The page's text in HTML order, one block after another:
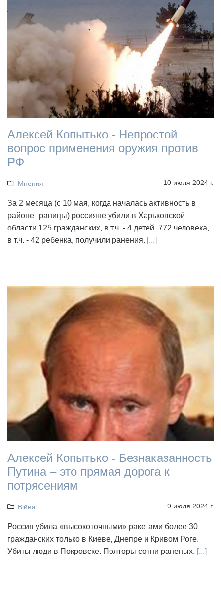
Алексей Копытько - Непростой
вопрос применения оружия против
РФ
Мнения 10 июля 2024 г.
За 2 месяца (с 10 мая, когда началась активность в
районе границы) россияне убили в Харьковской
области 125 гражданских, в т.ч. - 4 детей. 772 человека,
в т.ч. - 42 ребенка, получили ранения. [...]
Алексей Копытько - Безнаказанность
Путина – это прямая дорога к
потрясениям
Війна 9 июля 2024 г.
Россия убила «высокоточными» ракетами более 30
гражданских только в Киеве, Днепре и Кривом Роге.
Убиты люди в Покровске. Полторы сотни раненых. [...]